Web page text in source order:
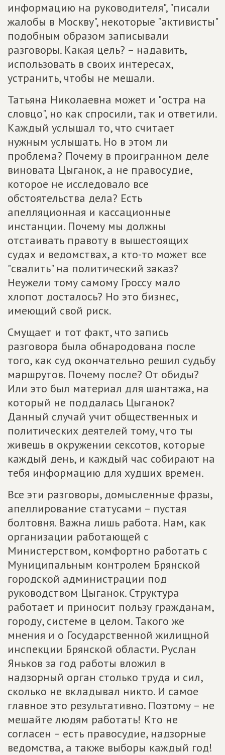
информацию на руководителя", "писали
жалобы в Москву", некоторые "активисты"
подобным образом записывали
разговоры. Какая цель? – надавить,
использовать в своих интересах,
устранить, чтобы не мешали.
Татьяна Николаевна может и "остра на
словцо", но как спросили, так и ответили.
Каждый услышал то, что считает
нужным услышать. Но в этом ли
проблема? Почему в проигранном деле
виновата Цыганок, а не правосудие,
которое не исследовало все
обстоятельства дела? Есть
апелляционная и кассационные
инстанции. Почему мы должны
отстаивать правоту в вышестоящих
судах и ведомствах, а кто-то может все
"свалить" на политический заказ?
Неужели тому самому Гроссу мало
хлопот досталось? Но это бизнес,
имеющий свой риск.
Смущает и тот факт, что запись
разговора была обнародована после
того, как суд окончательно решил судьбу
маршрутов. Почему после? От обиды?
Или это был материал для шантажа, на
который не поддалась Цыганок?
Данный случай учит общественных и
политических деятелей тому, что ты
живешь в окружении сексотов, которые
каждый день, и каждый час собирают на
тебя информацию для худших времен.
Все эти разговоры, домысленные фразы,
апеллирование статусами – пустая
болтовня. Важна лишь работа. Нам, как
организации работающей с
Министерством, комфортно работать с
Муниципальным контролем Брянской
городской администрации под
руководством Цыганок. Структура
работает и приносит пользу гражданам,
городу, системе в целом. Такого же
мнения и о Государственной жилищной
инспекции Брянской области. Руслан
Яньков за год работы вложил в
надзорный орган столько труда и сил,
сколько не вкладывал никто. И самое
главное это результативно. Поэтому – не
мешайте людям работать! Кто не
согласен – есть правосудие, надзорные
ведомства, а также выборы каждый год!